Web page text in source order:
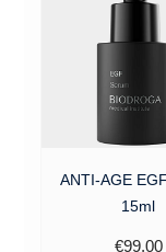
ANTI-AGE
15ml
€99,00